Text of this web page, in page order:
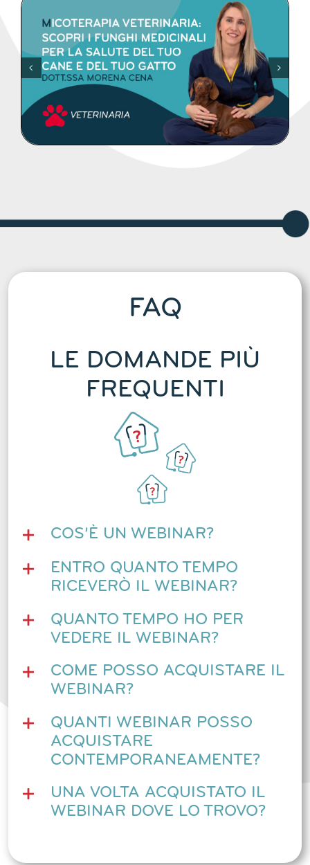
DETTAGLI
FAQ
LE DOMANDE PIÙ
FREQUENTI
COS’È UN WEBINAR?
ENTRO QUANTO TEMPO
RICEVERÒ IL WEBINAR?
QUANTO TEMPO HO PER
VEDERE IL WEBINAR?
COME POSSO ACQUISTARE IL
WEBINAR?
QUANTI WEBINAR POSSO
ACQUISTARE
CONTEMPORANEAMENTE?
UNA VOLTA ACQUISTATO IL
WEBINAR DOVE LO TROVO?